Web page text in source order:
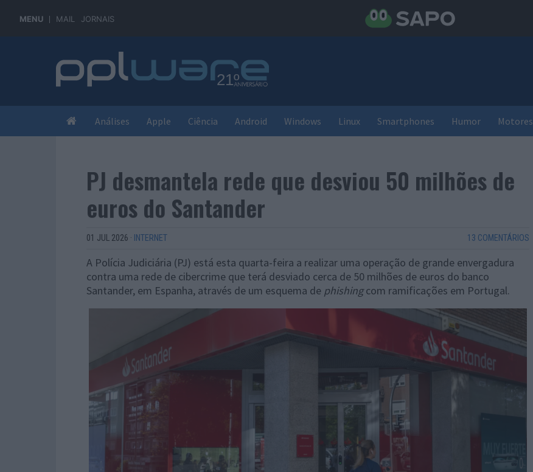
MENU MAIL JORNAIS
Análises Apple Ciência Android Windows Linux Smartphones Humor Motores
PJ desmantela rede que desviou 50 milhões de
euros do Santander
01 JUL 2026 · INTERNET 13 COMENTÁRIOS
A Polícia Judiciária (PJ) está esta quarta-feira a realizar uma operação de grande envergadura
contra uma rede de cibercrime que terá desviado cerca de 50 milhões de euros do banco
Santander, em Espanha, através de um esquema de phishingcom ramificações em Portugal.